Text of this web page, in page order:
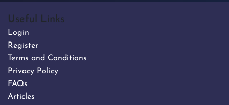
Useful Links
Login
Register
Terms and Conditions
Privacy Policy
FAQs
Articles